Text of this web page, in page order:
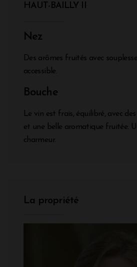
HAUT-BAILLY II
Nez
Des arômes fruités avec
accessible.
Bouche
Le vin est frais, équilibré, avec
et une belle aromatique fruitée.
charmeur.
La propriété